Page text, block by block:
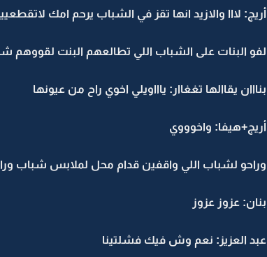
أريج: لااا والازيد انها تقز في الشباب يرحم امك
لفو البنات على الشباب اللي تطالعهم البنت لقووهم
بنااان يقاالها تغغاار: ياااويلي اخوي راح من عيونها
أريج+هيفا: واخوووي
وراحو لشباب اللي واقفين قدام محل لملابس شباب
بنان: عزوز عزوز
عبد العزيز: نعم وش فيك فشلتينا